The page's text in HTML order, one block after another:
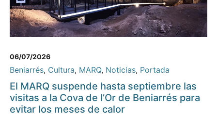
06/07/2026
Beniarrés, Cultura, MARQ, Noticias, Portada
El MARQ suspende hasta septiembre las
visitas a la Cova de l’Or de Beniarrés para
evitar los meses de calor